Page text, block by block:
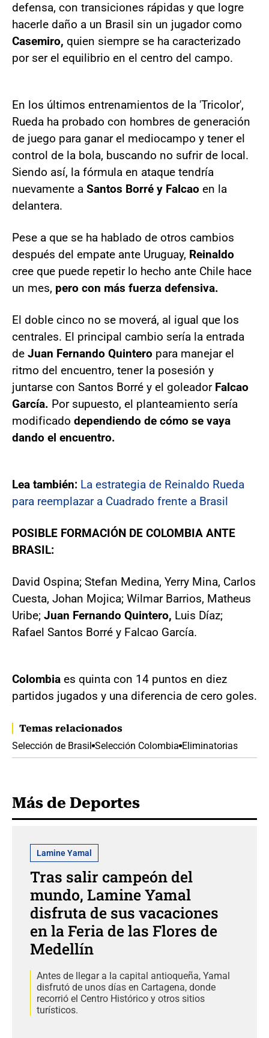
defensa, con transiciones rápidas y que logre
hacerle daño a un Brasil sin un jugador como
Casemiro, quien siempre se ha caracterizado
por ser el equilibrio en el centro del campo.
En los últimos entrenamientos de la 'Tricolor',
Rueda ha probado con hombres de generación
de juego para ganar el mediocampo y tener el
control de la bola, buscando no sufrir de local.
Siendo así, la fórmula en ataque tendría
nuevamente a Santos Borré y Falcao en la
delantera.
Pese a que se ha hablado de otros cambios
después del empate ante Uruguay, Reinaldo
cree que puede repetir lo hecho ante Chile hace
un mes, pero con más fuerza defensiva.
El doble cinco no se moverá, al igual que los
centrales. El principal cambio sería la entrada
de Juan Fernando Quintero para manejar el
ritmo del encuentro, tener la posesión y
juntarse con Santos Borré y el goleador Falcao
García. Por supuesto, el planteamiento sería
modificado dependiendo de cómo se vaya
dando el encuentro.
Lea también: La estrategia de Reinaldo Rueda
para reemplazar a Cuadrado frente a Brasil
POSIBLE FORMACIÓN DE COLOMBIA ANTE
BRASIL:
David Ospina; Stefan Medina, Yerry Mina, Carlos
Cuesta, Johan Mojica; Wilmar Barrios, Matheus
Uribe; Juan Fernando Quintero, Luis Díaz;
Rafael Santos Borré y Falcao García.
Colombia es quinta con 14 puntos en diez
partidos jugados y una diferencia de cero goles.
Temas relacionados
Selección de Brasil Selección Colombia Eliminatorias
Más de Deportes
Lamine Yamal
Tras salir campeón del
mundo, Lamine Yamal
disfruta de sus vacaciones
en la Feria de las Flores de
Medellín
Antes de llegar a la capital antioqueña, Yamal
disfrutó de unos días en Cartagena, donde
recorrió el Centro Histórico y otros sitios
turísticos.